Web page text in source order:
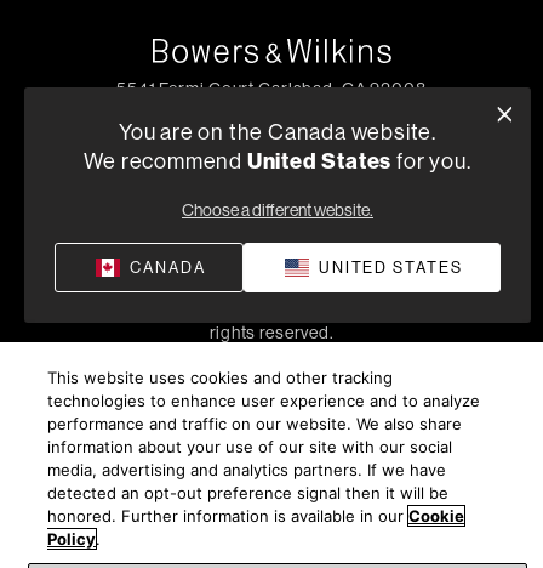
5541 Fermi Court Carlsbad, CA 92008
Trouver un Revendeur
Politique de Confidentialité
Conditions de Vente
rights reserved.
You are on the Canada website.
We recommend United States for you.
Choose a different website.
CANADA UNITED STATES
This website uses cookies and other tracking
technologies to enhance user experience and to analyze
performance and traffic on our website. We also share
information about your use of our site with our social
media, advertising and analytics partners. If we have
detected an opt-out preference signal then it will be
honored. Further information is available in our Cookie
Policy.